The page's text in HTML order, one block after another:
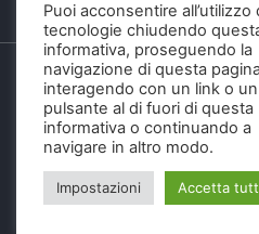
© 2023 Birra Informa. All Rights
DIGITALSENSE
Puoi acconsentire all’utilizzo
tecnologie chiudendo
informativa, proseguendo la
navigazione di questa
interagendo con un link o un
pulsante al di fuori di questa
informativa o continuando a
navigare in altro modo.
Impostazioni Accetta